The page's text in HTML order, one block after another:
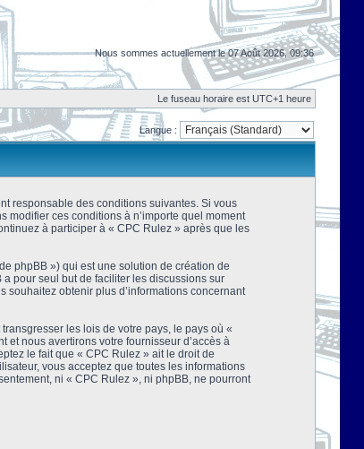
Nous sommes actuellement le 07 Août 2026, 09:36
Le fuseau horaire est UTC+1 heure
Langue :
responsable des conditions suivantes. Si vous
modifier ces conditions à n’importe quel moment
à participer à « CPC Rulez » après que les
phpBB ») qui est une solution de création de
pour seul but de faciliter les discussions sur
souhaitez obtenir plus d’informations concernant
les lois de votre pays, le pays où «
nous avertirons votre fournisseur d’accès à
le fait que « CPC Rulez » ait le droit de
vous acceptez que toutes les informations
ni « CPC Rulez », ni phpBB, ne pourront